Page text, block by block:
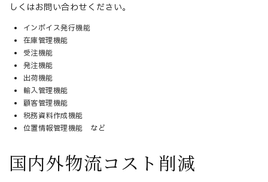
しくはお問い合わせください。
インボイス発行機能
在庫管理機能
受注機能
発注機能
出荷機能
輸入管理機能
顧客管理機能
税務資料作成機能
位置情報管理機能 など
国内外物流コスト削減